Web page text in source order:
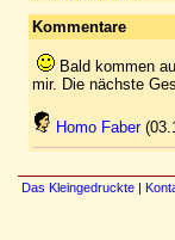
Kommentare
Bald kommen
mir. Die nächste
Homo Faber
Das Kleingedruckte |